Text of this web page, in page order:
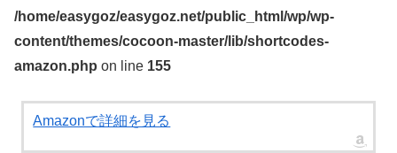
/home/easygoz/easygoz.net/public_html/wp/wp-
content/themes/cocoon-master/lib/shortcodes-
amazon.php on line 155
Amazonで詳細を見る